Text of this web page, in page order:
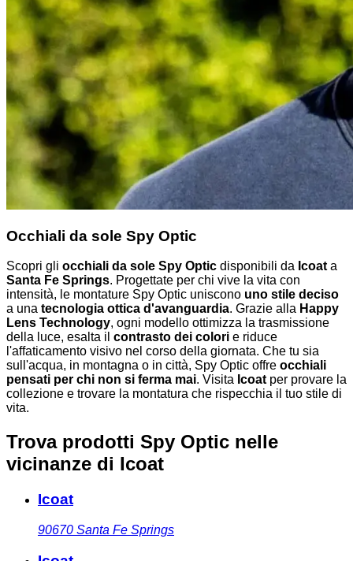
Occhiali da sole Spy Optic
Scopri gli occhiali da sole Spy Optic disponibili da Icoat a
Santa Fe Springs. Progettate per chi vive la vita con
intensità, le montature Spy Optic uniscono uno stile deciso
a una tecnologia ottica d'avanguardia. Grazie alla Happy
Lens Technology, ogni modello ottimizza la trasmissione
della luce, esalta il contrasto dei colori e riduce
l'affaticamento visivo nel corso della giornata. Che tu sia
sull'acqua, in montagna o in città, Spy Optic offre occhiali
pensati per chi non si ferma mai. Visita Icoat per provare la
collezione e trovare la montatura che rispecchia il tuo stile di
vita.
Trova prodotti Spy Optic nelle
vicinanze di Icoat
Icoat
90670 Santa Fe Springs